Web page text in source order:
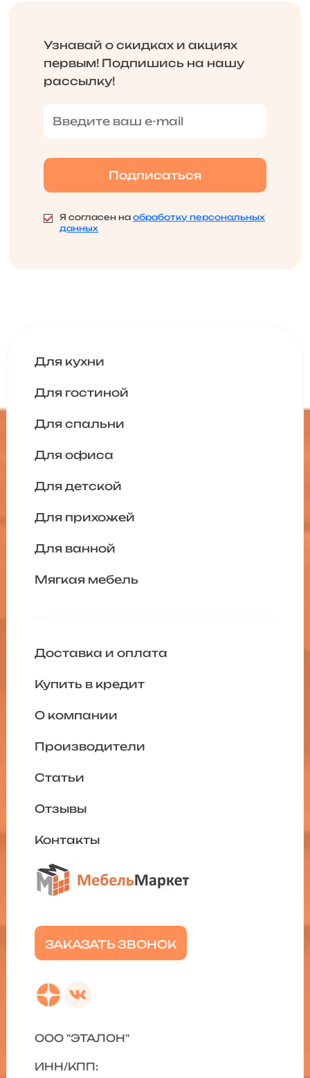
Узнавай о скидках и акциях
первым! Подпишись на нашу
рассылку!
Я согласен наобработку персональных
данных
Для кухни
Для гостиной
Для спальни
Для офиса
Для детской
Для прихожей
Для ванной
Мягкая мебель
ЗАКАЗАТЬ ЗВОНОК
Доставка и оплата
Купить в кредит
О компании
Производители
Статьи
Отзывы
Контакты
ООО "ЭТАЛОН"
ИНН/КПП: